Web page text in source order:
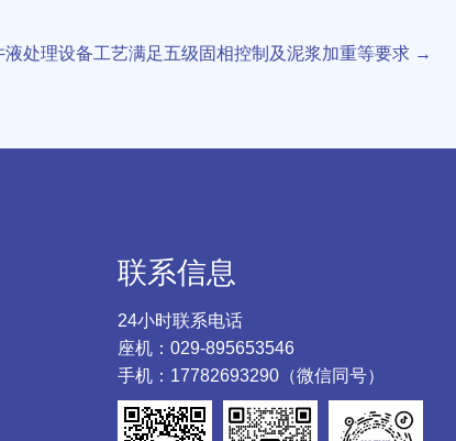
处理设备工艺满足五级固相控制及泥浆加重等要求 →
联系信息
24小时联系电话
座机：029-895653546
手机：17782693290（微信同号）